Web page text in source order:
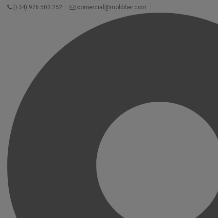
(+34) 976 503 252 comercial@moldiber.com